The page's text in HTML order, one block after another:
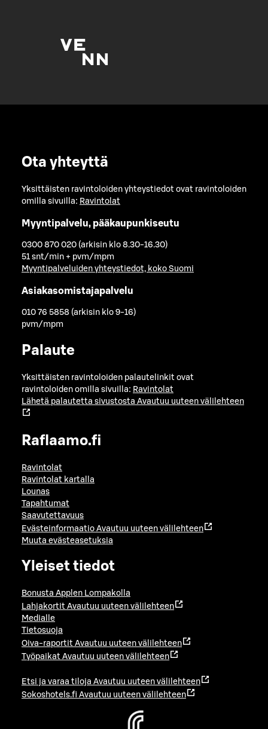
Ota yhteyttä
Yksittäisten ravintoloiden yhteystiedot ovat ravintoloiden
omilla sivuilla: Ravintolat
Myyntipalvelu, pääkaupunkiseutu
0300 870 020 (arkisin klo 8.30-16.30)
51 snt/min + pvm/mpm
Myyntipalveluiden yhteystiedot, koko Suomi
Asiakasomistajapalvelu
010 76 5858 (arkisin klo 9-16)
pvm/mpm
Palaute
Yksittäisten ravintoloiden palautelinkit ovat
ravintoloiden omilla sivuilla: Ravintolat
Lähetä palautetta sivustosta Avautuu uuteen välilehteen
Raflaamo.fi
Ravintolat
Ravintolat kartalla
Lounas
Tapahtumat
Saavutettavuus
Evästeinformaatio Avautuu uuteen välilehteen
Muuta evästeasetuksia
Yleiset tiedot
Bonusta Applen Lompakolla
Lahjakortit Avautuu uuteen välilehteen
Medialle
Tietosuoja
Oiva-raportit Avautuu uuteen välilehteen
Työpaikat Avautuu uuteen välilehteen
Etsi ja varaa tiloja Avautuu uuteen välilehteen
Sokoshotels.fi Avautuu uuteen välilehteen